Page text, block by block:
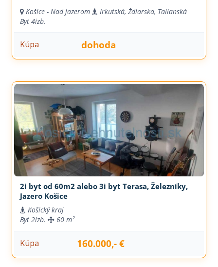
Košice - Nad jazerom
Irkutská, Ždiarska, Talianská
Byt 4izb.
Kúpa dohoda
2i byt od 60m2 alebo 3i byt Terasa, Železníky,
Jazero Košice
Košický kraj
Byt 2izb. 60 m²
Kúpa 160.000,- €